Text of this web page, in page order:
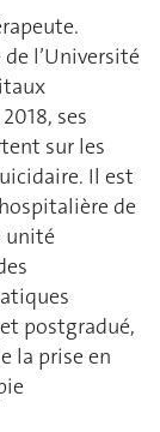
l’Université
ses
sur les
Il est
de
unité
postgradué,
la prise en